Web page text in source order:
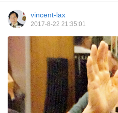
vincent-lax
2017-8-22 21:35:01